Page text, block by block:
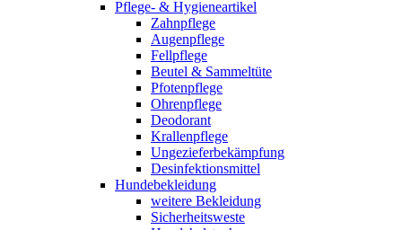
Pflege- & Hygieneartikel
Zahnpflege
Augenpflege
Fellpflege
Beutel & Sammeltüte
Pfotenpflege
Ohrenpflege
Deodorant
Krallenpflege
Ungezieferbekämpfung
Desinfektionsmittel
Hundebekleidung
weitere Bekleidung
Sicherheitsweste